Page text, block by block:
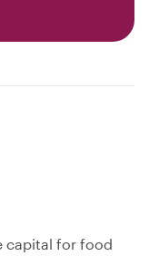
capital for food